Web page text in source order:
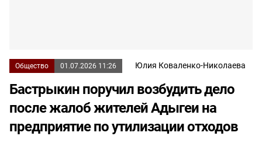
Общество 01.07.2026 11:26 Юлия Коваленко-Николаева
Бастрыкин поручил возбудить дело
после жалоб жителей Адыгеи на
предприятие по утилизации отходов